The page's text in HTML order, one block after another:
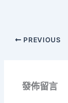
PREVIOUS
發佈留言